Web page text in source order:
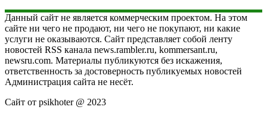
Данный сайт не является коммерческим проектом. На этом
сайте ни чего не продают, ни чего не покупают, ни какие
услуги не оказываются. Сайт представляет собой ленту
новостей RSS канала news.rambler.ru, kommersant.ru,
newsru.com. Материалы публикуются без искажения,
ответственность за достоверность публикуемых новостей
Администрация сайта не несёт.
Сайт от psikhoter @ 2023